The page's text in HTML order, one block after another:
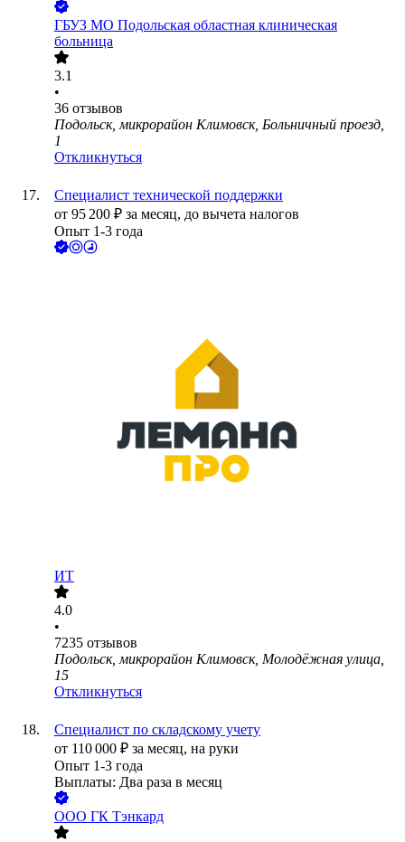
ГБУЗ МО Подольская областная клиническая
больница
3.1
•
36 отзывов
Подольск, микрорайон Климовск, Больничный проезд,
1
Откликнуться
Специалист технической поддержки
от 95 200 ₽ за месяц, до вычета налогов
Опыт 1-3 года
ИТ
4.0
•
7235 отзывов
Подольск, микрорайон Климовск, Молодёжная улица,
15
Откликнуться
Специалист по складскому учету
от 110 000 ₽ за месяц, на руки
Опыт 1-3 года
Выплаты: Два раза в месяц
ООО ГК Тэнкард